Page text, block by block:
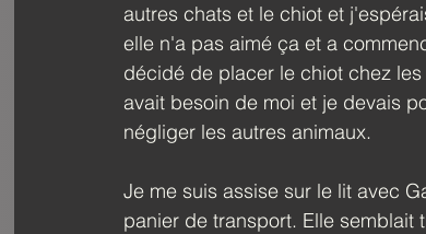
autres chats et le chiot et
elle n'a pas aimé ça et a
décidé de placer le chiot chez
avait besoin de moi et je devais
négliger les autres animaux.
Je me suis assise sur le lit avec
panier de transport. Elle